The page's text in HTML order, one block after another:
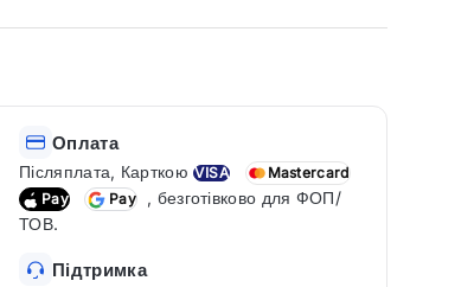
Оплата
Післяплата, КарткоюVISA
Mastercard
Pay
Pay
, безготівково для ФОП/
ТОВ.
Підтримка